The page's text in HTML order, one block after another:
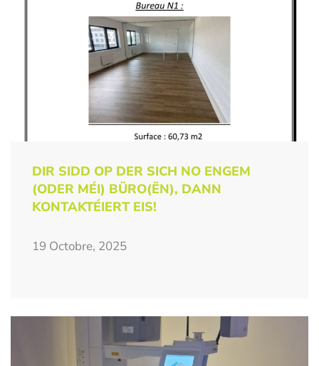
DIR SIDD OP DER SICH NO ENGEM
(ODER MÉI) BÜRO(ËN), DANN
KONTAKTÉIERT EIS!
19 Octobre, 2025